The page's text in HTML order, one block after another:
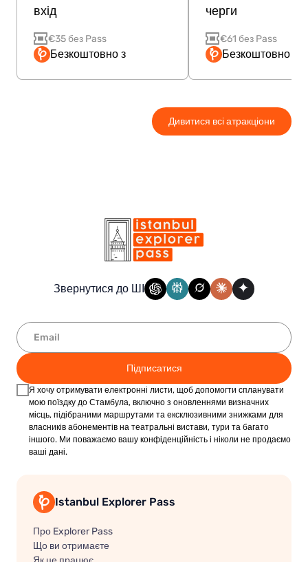
Дивитися всі атракціони
вхід
€35 без Pass
Безкоштовно з
черги
€61 без Pass
Безкоштовно з
Звернутися до ШІ
Підписатися
Я хочу отримувати електронні листи, щоб допомогти спланувати
мою поїздку до Стамбула, включно з оновленнями визначних
місць, підібраними маршрутами та ексклюзивними знижками для
власників абонементів на театральні вистави, тури та багато
іншого. Ми поважаємо вашу конфіденційність і ніколи не продаємо
ваші дані.
Istanbul Explorer Pass
Про Explorer Pass
Що ви отримаєте
Як це працює